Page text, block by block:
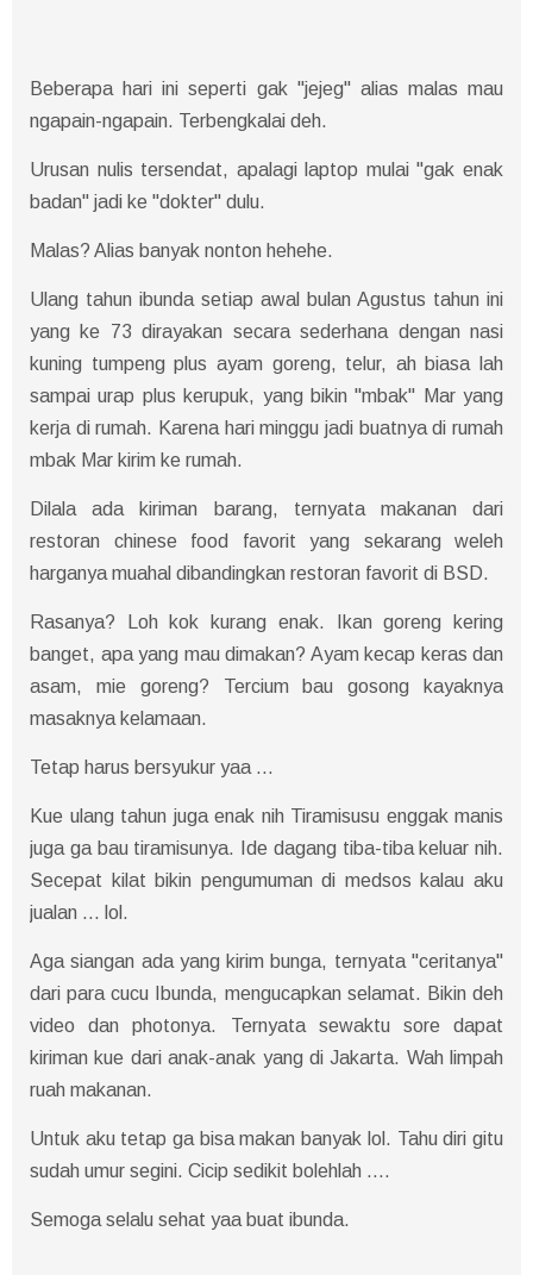
Beberapa hari ini seperti gak "jejeg" alias malas mau
ngapain-ngapain. Terbengkalai deh.
Urusan nulis tersendat, apalagi laptop mulai "gak enak
badan" jadi ke "dokter" dulu.
Malas? Alias banyak nonton hehehe.
Ulang tahun ibunda setiap awal bulan Agustus tahun ini
yang ke 73 dirayakan secara sederhana dengan nasi
kuning tumpeng plus ayam goreng, telur, ah biasa lah
sampai urap plus kerupuk, yang bikin "mbak" Mar yang
kerja di rumah. Karena hari minggu jadi buatnya di rumah
mbak Mar kirim ke rumah.
Dilala ada kiriman barang, ternyata makanan dari
restoran chinese food favorit yang sekarang weleh
harganya muahal dibandingkan restoran favorit di BSD.
Rasanya? Loh kok kurang enak. Ikan goreng kering
banget, apa yang mau dimakan? Ayam kecap keras dan
asam, mie goreng? Tercium bau gosong kayaknya
masaknya kelamaan.
Tetap harus bersyukur yaa ...
Kue ulang tahun juga enak nih Tiramisusu enggak manis
juga ga bau tiramisunya. Ide dagang tiba-tiba keluar nih.
Secepat kilat bikin pengumuman di medsos kalau aku
jualan ... lol.
Aga siangan ada yang kirim bunga, ternyata "ceritanya"
dari para cucu Ibunda, mengucapkan selamat. Bikin deh
video dan photonya. Ternyata sewaktu sore dapat
kiriman kue dari anak-anak yang di Jakarta. Wah limpah
ruah makanan.
Untuk aku tetap ga bisa makan banyak lol. Tahu diri gitu
sudah umur segini. Cicip sedikit bolehlah ....
Semoga selalu sehat yaa buat ibunda.